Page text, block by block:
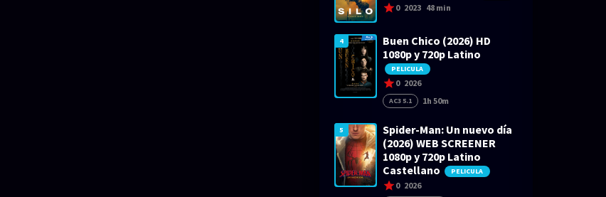
0 2023 48 min
4
Buen Chico (2026) HD
1080p y 720p Latino
PELICULA
0 2026
AC3 5.1 1h 50m
5
Spider-Man: Un nuevo día
(2026) WEB SCREENER
1080p y 720p Latino
Castellano
PELICULA
0 2026